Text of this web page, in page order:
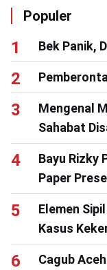
Populer
Bek Panik,
Mengenal
Sahabat
Bayu Rizky
Paper
Elemen
Kasus
Cagub